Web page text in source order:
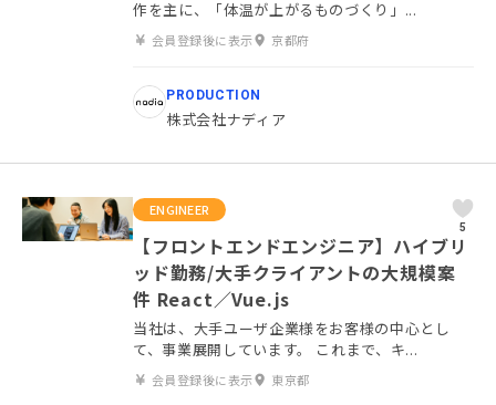
作を主に、「体温が上がるものづくり」...
会員登録後に表示 京都府
PRODUCTION
株式会社ナディア
ENGINEER
5
【フロントエンドエンジニア】ハイブリ
ッド勤務/大手クライアントの大規模案
件 React／Vue.js
当社は、大手ユーザ企業様をお客様の中心とし
て、事業展開しています。 これまで、キ...
会員登録後に表示 東京都